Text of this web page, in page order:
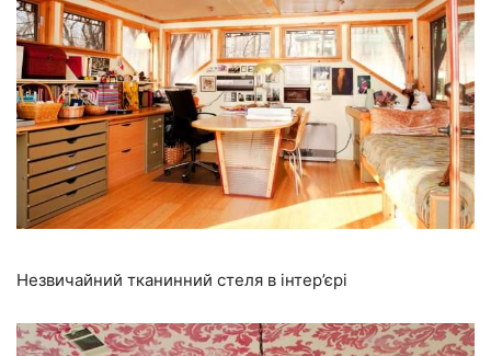
Незвичайний тканинний стеля в інтер’єрі